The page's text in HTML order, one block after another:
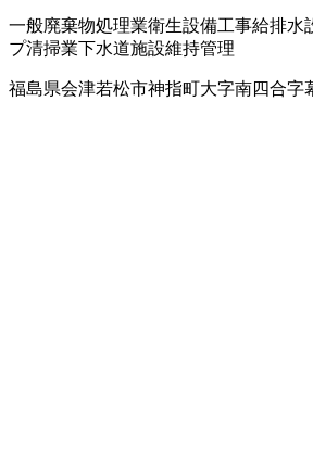
一般廃棄物処理業衛生設備工事給排水
プ清掃業下水道施設維持管理
福島県会津若松市神指町大字南四合字